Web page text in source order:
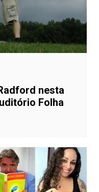
nesta
Folha